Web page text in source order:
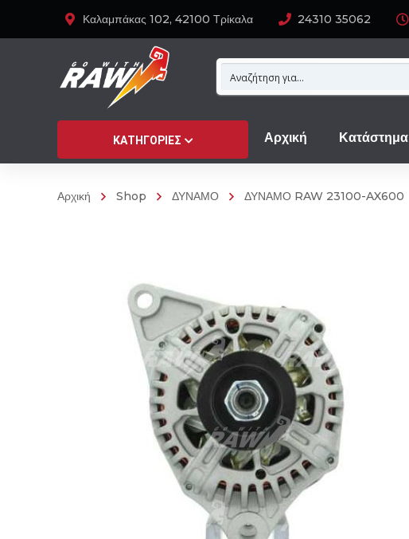
Καλαμπάκας 102, 42100 Τρίκαλα 24310 35062
ΚΑΤΗΓΟΡΊΕΣ Αρχική Κατάστημα
Αρχική Shop ΔΥΝΑΜΟ ΔΥΝΑΜΟ RAW 23100-AX600